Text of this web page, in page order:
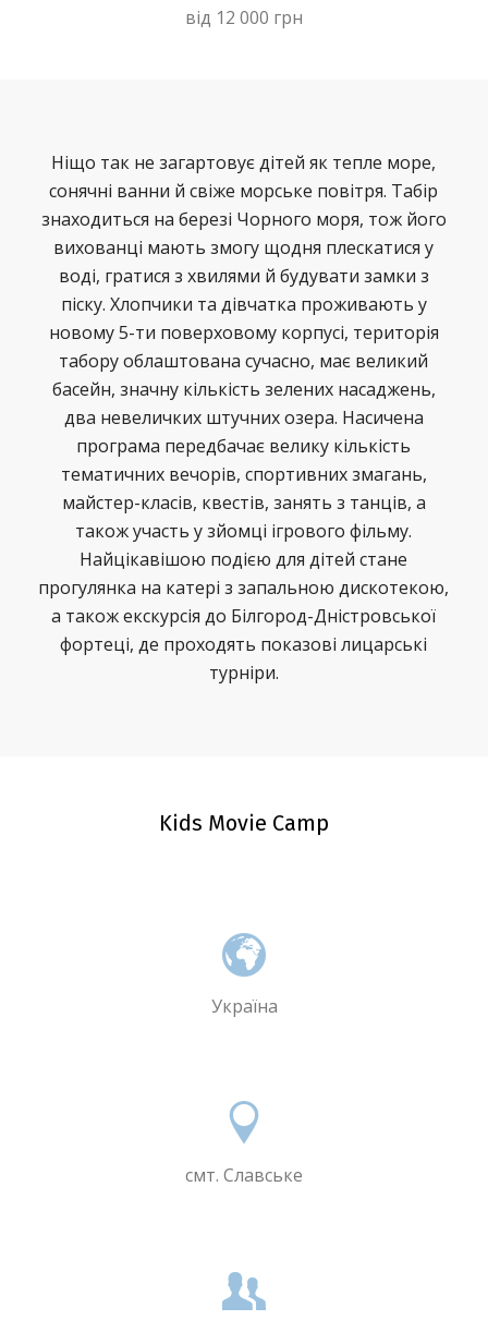
від 12 000 грн
Ніщо так не загартовує дітей як тепле море,
сонячні ванни й свіже морське повітря. Табір
знаходиться на березі Чорного моря, тож його
вихованці мають змогу щодня плескатися у
воді, гратися з хвилями й будувати замки з
піску. Хлопчики та дівчатка проживають у
новому 5-ти поверховому корпусі, територія
табору облаштована сучасно, має великий
басейн, значну кількість зелених насаджень,
два невеличких штучних озера. Насичена
програма передбачає велику кількість
тематичних вечорів, спортивних змагань,
майстер-класів, квестів, занять з танців, а
також участь у зйомці ігрового фільму.
Найцікавішою подією для дітей стане
прогулянка на катері з запальною дискотекою,
а також екскурсія до Білгород-Дністровської
фортеці, де проходять показові лицарські
турніри.
Kids Movie Camp
Україна
смт. Славське